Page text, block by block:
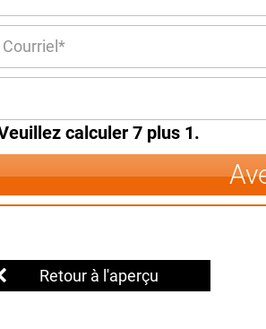
calculer 7 plus 1.
Retour à l'aperçu